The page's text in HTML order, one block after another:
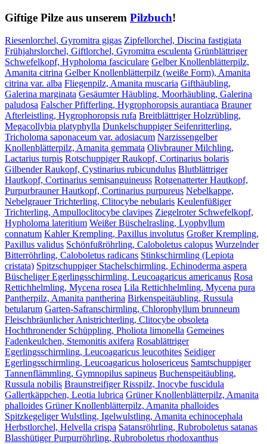
Giftige Pilze aus unserem Pilzbuch!
Riesenlorchel, Gyromitra gigas Zipfellorchel, Discina fastigiata
Frühjahrslorchel, Giftlorchel, Gyromitra esculenta Grünblättriger
Schwefelkopf, Hypholoma fasciculare Gelber Knollenblätterpilz,
Amanita citrina Gelber Knollenblätterpilz (weiße Form), Amanita
citrina var. alba Fliegenpilz, Amanita muscaria Gifthäubling,
Galerina marginata Gesäumter Häubling, Moorhäubling, Galerina
paludosa Falscher Pfifferling, Hygrophoropsis aurantiaca Brauner
Afterleistling, Hygrophoropsis rufa Breitblättriger Holzrübling,
Megacollybia platyphylla Dunkelschuppiger Seifenritterling,
Tricholoma saponaceum var. adosiacum Narzissengelber
Knollenblätterpilz, Amanita gemmata Olivbrauner Milchling,
Lactarius turpis Rotschuppiger Raukopf, Cortinarius bolaris
Gilbender Raukopf, Cystinarius rubicundulus Blutblättriger
Hautkopf, Cortinarius semisanguineuss Rotgenatterter Hautkopf,
Purpurbrauner Hautkopf, Cortinarius purpureus Nebelkappe,
Nebelgrauer Trichterling, Clitocybe nebularis Keulenfüßiger
Trichterling, Ampulloclitocybe clavipes Ziegelroter Schwefelkopf,
Hypholoma lateritium Weißer Büschelrasling, Lyophyllum
connatum Kahler Krempling, Paxillus involutus Großer Krempling,
Paxillus validus Schönfußröhrling, Caloboletus calopus Wurzelnder
Bitterröhrling, Caloboletus radicans Stinkschirmling (Lepiota
cristata) Spitzschuppiger Stachelschirmling, Echinoderma aspera
Büscheliger Egerlingsschirmling, Leucoagaricus americanus Rosa
Rettichhelmling, Mycena rosea Lila Rettichhelmling, Mycena pura
Pantherpilz, Amanita pantherina Birkenspeitäubling, Russula
betularum Garten-Safranschirmling, Chlorophyllum brunneum
Fleischbräunlicher Anistrichterling, Clitocybe obsoleta
Hochthronender Schüppling, Pholiota limonella Gemeines
Fadenkeulchen, Stemonitis axifera Rosablättriger
Egerlingsschirmling, Leucoagaricus leucothites Seidiger
Egerlingsschirmling, Leucoagaricus holosericeus Samtschuppiger
Tannenflämmling, Gymnopilus sapineus Buchenspeitäubling,
Russula nobilis Braunstreifiger Risspilz, Inocybe fuscidula
Gallertkäppchen, Leotia lubrica Grüner Knollenblätterpilz, Amanita
phalloides Grüner Knollenblätterpilz, Amanita phalloides
Spitzkegeliger Wulstling, Igelwulstling, Amanita echinocephala
Herbstlorchel, Helvella crispa Satansröhrling, Rubroboletus satanas
Blasshütiger Purpurröhrling, Rubroboletus rhodoxanthus